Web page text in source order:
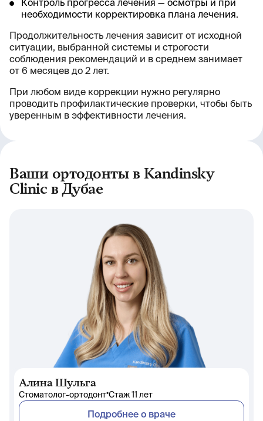
Контроль прогресса лечения — осмотры и при
необходимости корректировка плана лечения.
Продолжительность лечения зависит от исходной
ситуации, выбранной системы и строгости
соблюдения рекомендаций и в среднем занимает
от 6 месяцев до 2 лет.
При любом виде коррекции нужно регулярно
проводить профилактические проверки, чтобы быть
уверенным в эффективности лечения.
Ваши ортодонты в Kandinsky
Clinic в Дубае
Алина Шульга
Стоматолог-ортодонт•Стаж 11 лет
Подробнее о враче